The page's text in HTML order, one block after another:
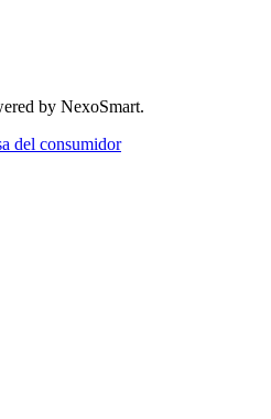
by NexoSmart.
del consumidor